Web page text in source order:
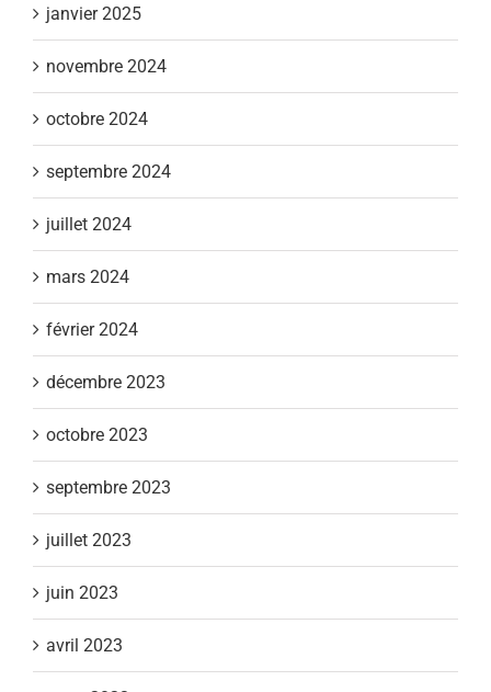
janvier 2025
novembre 2024
octobre 2024
septembre 2024
juillet 2024
mars 2024
février 2024
décembre 2023
octobre 2023
septembre 2023
juillet 2023
juin 2023
avril 2023